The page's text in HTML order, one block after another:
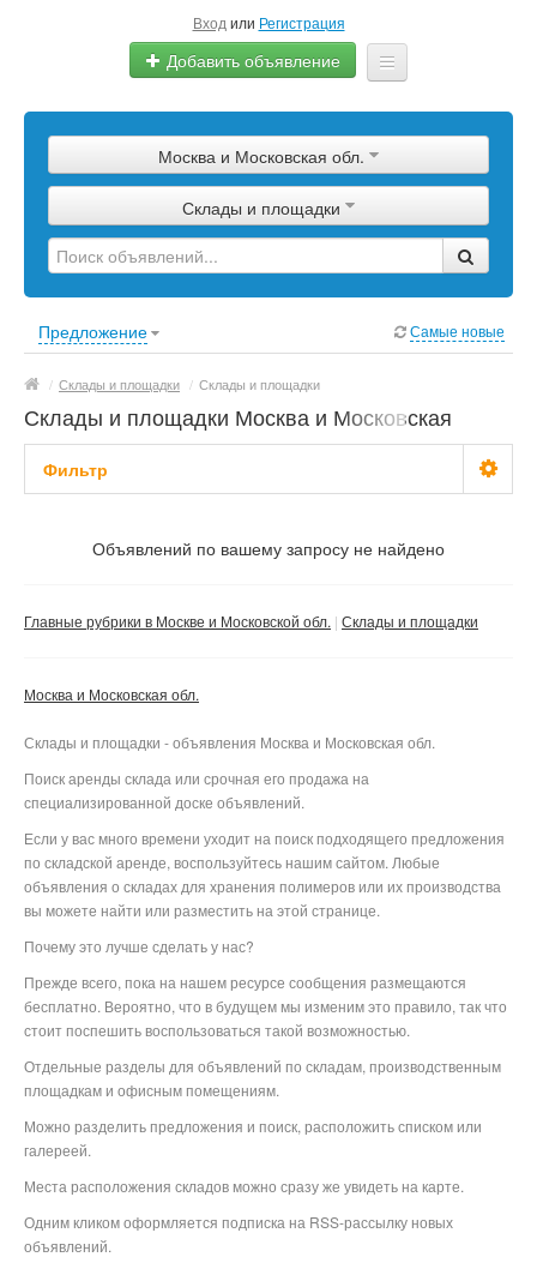
Вход или Регистрация
Добавить объявление
Сырье
Изделия
Оборудование
Москва и Московская обл.
Склады и площадки
Предложение Самые новые
/ Склады и площадки / Склады и площадки
Склады и площадки Москва и Московская
обл.
Фильтр
Не важно
Без посредников
Применить Сбросить фильтр
Объявлений по вашему запросу не найдено
Главные рубрики в Москве и Московской обл. Склады и площадки
Москва и Московская обл.
Склады и площадки - объявления Москва и Московская обл.
Поиск аренды склада или срочная его продажа на
специализированной доске объявлений.
Если у вас много времени уходит на поиск подходящего предложения
по складской аренде, воспользуйтесь нашим сайтом. Любые
объявления о складах для хранения полимеров или их производства
вы можете найти или разместить на этой странице.
Почему это лучше сделать у нас?
Прежде всего, пока на нашем ресурсе сообщения размещаются
бесплатно. Вероятно, что в будущем мы изменим это правило, так что
стоит поспешить воспользоваться такой возможностью.
Отдельные разделы для объявлений по складам, производственным
площадкам и офисным помещениям.
Можно разделить предложения и поиск, расположить списком или
галереей.
Места расположения складов можно сразу же увидеть на карте.
Одним кликом оформляется подписка на RSS-рассылку новых
объявлений.